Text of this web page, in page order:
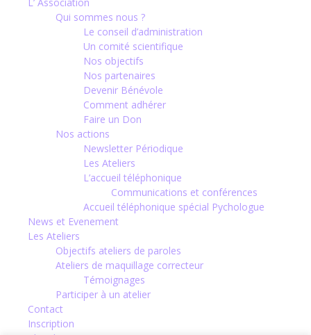
Qui sommes nous ?
Le conseil d’administration
Un comité scientifique
Nos objectifs
Nos partenaires
Devenir Bénévole
Comment adhérer
Faire un Don
Nos actions
Newsletter Périodique
Les Ateliers
L’accueil téléphonique
Communications et conférences
Accueil téléphonique spécial Pychologue
News et Evenement
Les Ateliers
Objectifs ateliers de paroles
Ateliers de maquillage correcteur
Témoignages
Participer à un atelier
Contact
Inscription